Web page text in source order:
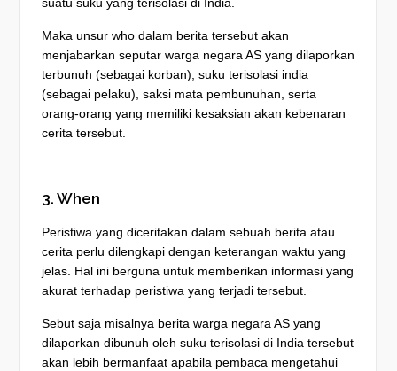
Maka unsur who dalam berita tersebut akan
menjabarkan seputar warga negara AS yang dilaporkan
terbunuh (sebagai korban), suku terisolasi india
(sebagai pelaku), saksi mata pembunuhan, serta
orang-orang yang memiliki kesaksian akan kebenaran
cerita tersebut.
3. When
Peristiwa yang diceritakan dalam sebuah berita atau
cerita perlu dilengkapi dengan keterangan waktu yang
jelas. Hal ini berguna untuk memberikan informasi yang
akurat terhadap peristiwa yang terjadi tersebut.
Sebut saja misalnya berita warga negara AS yang
dilaporkan dibunuh oleh suku terisolasi di India tersebut
akan lebih bermanfaat apabila pembaca mengetahui